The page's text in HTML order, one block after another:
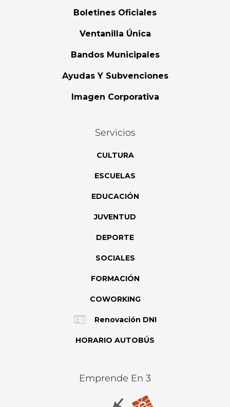
Boletines Oficiales
Ventanilla Única
Bandos Municipales
Ayudas Y Subvenciones
Imagen Corporativa
Servicios
CULTURA
ESCUELAS
EDUCACIÓN
JUVENTUD
DEPORTE
SOCIALES
FORMACIÓN
COWORKING
Renovación DNI
HORARIO AUTOBÚS
Emprende En 3